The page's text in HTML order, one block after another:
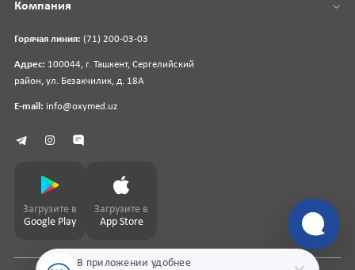
В приложении удобнее
Горячая линия: (71) 200-03-03
Адрес: 100044, г. Ташкент, Сергелийский
район, ул. Безакчилик, д. 18А
E-mail: info@oxymed.uz
Компания
Загрузите в
Google Play
Загрузите в
App Store